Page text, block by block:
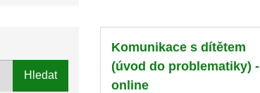
Hledat
Komunikace s dítětem
(úvod do problematiky) -
online